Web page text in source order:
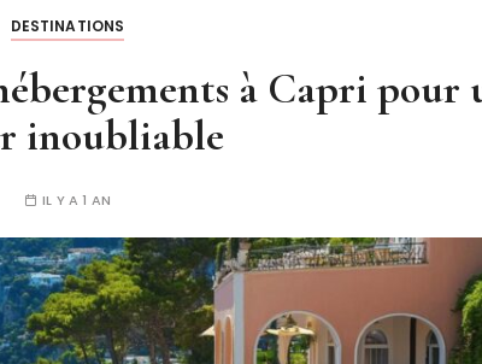
DESTINATIONS
à Capri pour
inoubliable
IL Y A 1 AN